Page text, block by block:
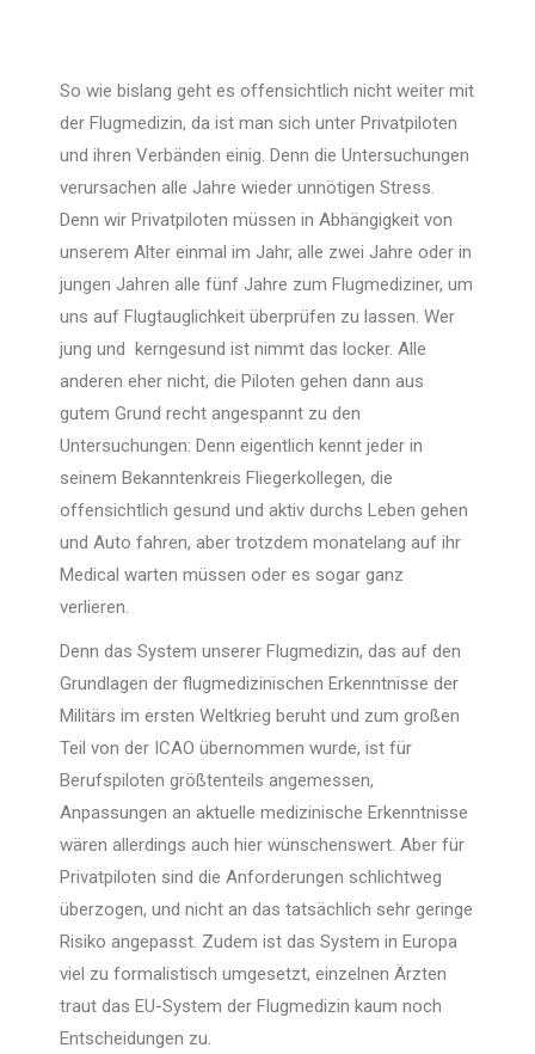
So wie bislang geht es offensichtlich nicht weiter mit
der Flugmedizin, da ist man sich unter Privatpiloten
und ihren Verbänden einig. Denn die Untersuchungen
verursachen alle Jahre wieder unnötigen Stress.
Denn wir Privatpiloten müssen in Abhängigkeit von
unserem Alter einmal im Jahr, alle zwei Jahre oder in
jungen Jahren alle fünf Jahre zum Flugmediziner, um
uns auf Flugtauglichkeit überprüfen zu lassen. Wer
jung und kerngesund ist nimmt das locker. Alle
anderen eher nicht, die Piloten gehen dann aus
gutem Grund recht angespannt zu den
Untersuchungen: Denn eigentlich kennt jeder in
seinem Bekanntenkreis Fliegerkollegen, die
offensichtlich gesund und aktiv durchs Leben gehen
und Auto fahren, aber trotzdem monatelang auf ihr
Medical warten müssen oder es sogar ganz
verlieren.
Denn das System unserer Flugmedizin, das auf den
Grundlagen der flugmedizinischen Erkenntnisse der
Militärs im ersten Weltkrieg beruht und zum großen
Teil von der ICAO übernommen wurde, ist für
Berufspiloten größtenteils angemessen,
Anpassungen an aktuelle medizinische Erkenntnisse
wären allerdings auch hier wünschenswert. Aber für
Privatpiloten sind die Anforderungen schlichtweg
überzogen, und nicht an das tatsächlich sehr geringe
Risiko angepasst. Zudem ist das System in Europa
viel zu formalistisch umgesetzt, einzelnen Ärzten
traut das EU-System der Flugmedizin kaum noch
Entscheidungen zu.